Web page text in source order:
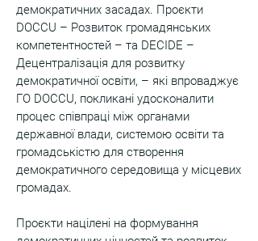
демократичних засадах. Проєкти
DOCCU – Розвиток громадянських
компетентностей – та DECIDE –
Децентралізація для розвитку
демократичної освіти, – які впроваджує
ГО DOCCU, покликані удосконалити
процес співпраці між органами
державної влади, системою освіти та
громадськістю для створення
демократичного середовища у місцевих
громадах.
Проєкти націлені на формування